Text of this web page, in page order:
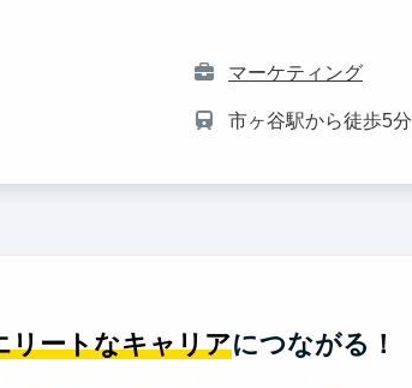
マーケティング
市ヶ谷駅から徒歩5分
リートなキャリアにつながる！